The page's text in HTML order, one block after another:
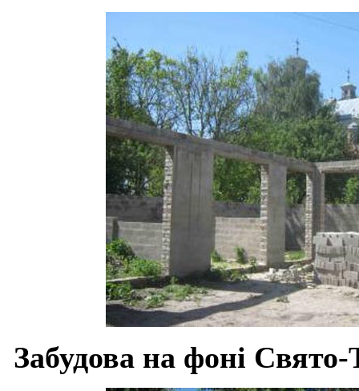
Забудова на фоні Свято-